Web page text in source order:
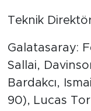
Teknik
Galatasaray:
Sallai,
Bardakcı,
90), Lucas